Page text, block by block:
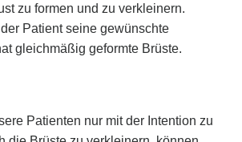
zu formen und zu verkleinern.
Patient seine gewünschte
gleichmäßig geformte Brüste.
Patienten nur mit der Intention zu